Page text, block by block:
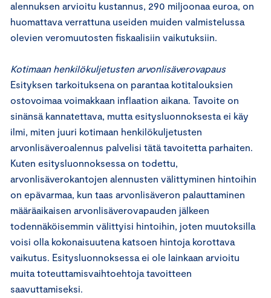
alennuksen arvioitu kustannus, 290 miljoonaa euroa, on
huomattava verrattuna useiden muiden valmistelussa
olevien veromuutosten fiskaalisiin vaikutuksiin.
Kotimaan henkilökuljetusten arvonlisäverovapaus
Esityksen tarkoituksena on parantaa kotitalouksien
ostovoimaa voimakkaan inflaation aikana. Tavoite on
sinänsä kannatettava, mutta esitysluonnoksesta ei käy
ilmi, miten juuri kotimaan henkilökuljetusten
arvonlisäveroalennus palvelisi tätä tavoitetta parhaiten.
Kuten esitysluonnoksessa on todettu,
arvonlisäverokantojen alennusten välittyminen hintoihin
on epävarmaa, kun taas arvonlisäveron palauttaminen
määräaikaisen arvonlisäverovapauden jälkeen
todennäköisemmin välittyisi hintoihin, joten muutoksilla
voisi olla kokonaisuutena katsoen hintoja korottava
vaikutus. Esitysluonnoksessa ei ole lainkaan arvioitu
muita toteuttamisvaihtoehtoja tavoitteen
saavuttamiseksi.